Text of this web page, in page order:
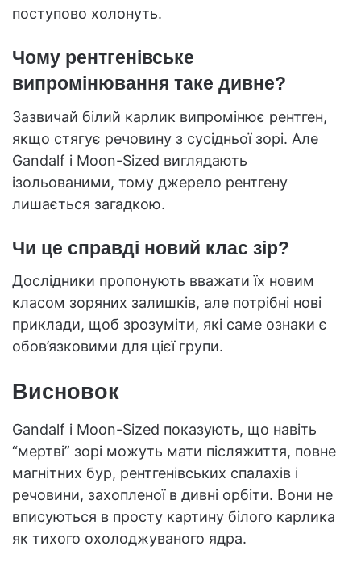
поступово холонуть.
Чому рентгенівське
випромінювання таке дивне?
Зазвичай білий карлик випромінює рентген,
якщо стягує речовину з сусідньої зорі. Але
Gandalf і Moon-Sized виглядають
ізольованими, тому джерело рентгену
лишається загадкою.
Чи це справді новий клас зір?
Дослідники пропонують вважати їх новим
класом зоряних залишків, але потрібні нові
приклади, щоб зрозуміти, які саме ознаки є
обов’язковими для цієї групи.
Висновок
Gandalf і Moon-Sized показують, що навіть
“мертві” зорі можуть мати післяжиття, повне
магнітних бур, рентгенівських спалахів і
речовини, захопленої в дивні орбіти. Вони не
вписуються в просту картину білого карлика
як тихого охолоджуваного ядра.